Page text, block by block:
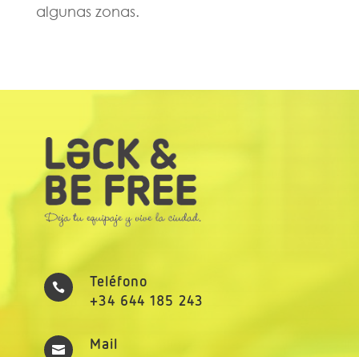
algunas zonas.

Teléfono
+34 644 185 243
 Mail